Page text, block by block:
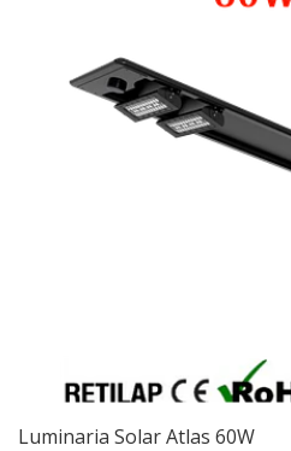
Luminaria Solar Atlas 60W